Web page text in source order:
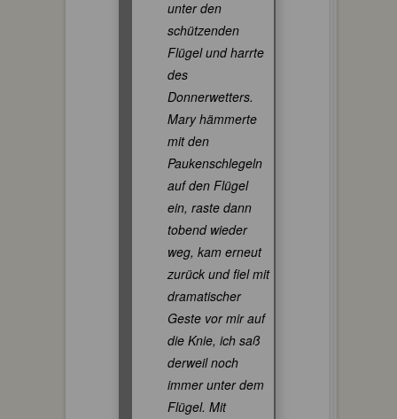
unter den
schützenden
Flügel und harrte
des
Donnerwetters.
Mary hämmerte
mit den
Paukenschlegeln
auf den Flügel
ein, raste dann
tobend wieder
weg, kam erneut
zurück und fiel mit
dramatischer
Geste vor mir auf
die Knie, ich saß
derweil noch
immer unter dem
Flügel. Mit